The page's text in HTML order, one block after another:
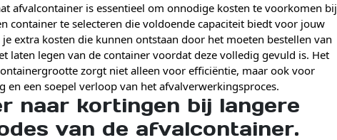
afvalcontainer is essentieel om onnodige kosten te voorkomen bij
container te selecteren die voldoende capaciteit biedt voor jouw
extra kosten die kunnen ontstaan door het moeten bestellen van
laten legen van de container voordat deze volledig gevuld is. Het
zorgt niet alleen voor efficiëntie, maar ook voor
en een soepel verloop van het afvalverwerkingsproces.
naar kortingen bij langere
van de afvalcontainer.